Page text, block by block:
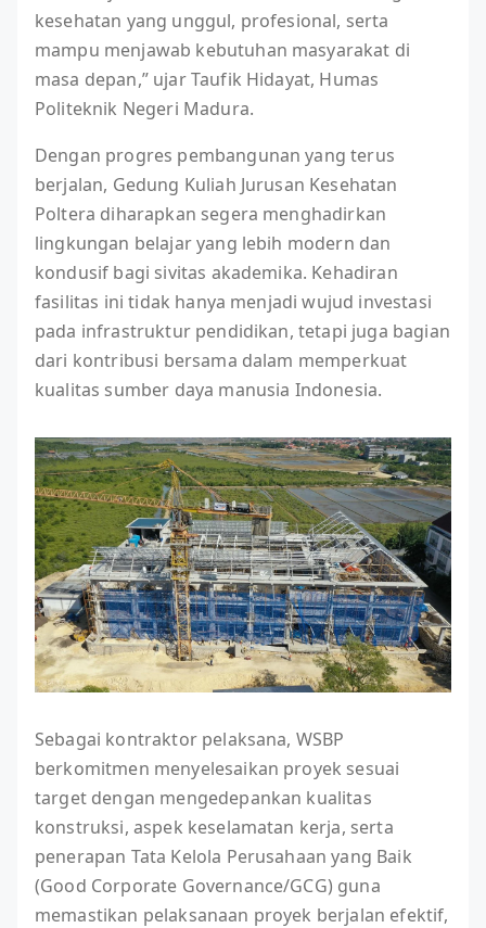
kesehatan yang unggul, profesional, serta
mampu menjawab kebutuhan masyarakat di
masa depan,” ujar Taufik Hidayat, Humas
Politeknik Negeri Madura.
Dengan progres pembangunan yang terus
berjalan, Gedung Kuliah Jurusan Kesehatan
Poltera diharapkan segera menghadirkan
lingkungan belajar yang lebih modern dan
kondusif bagi sivitas akademika. Kehadiran
fasilitas ini tidak hanya menjadi wujud investasi
pada infrastruktur pendidikan, tetapi juga bagian
dari kontribusi bersama dalam memperkuat
kualitas sumber daya manusia Indonesia.
Sebagai kontraktor pelaksana, WSBP
berkomitmen menyelesaikan proyek sesuai
target dengan mengedepankan kualitas
konstruksi, aspek keselamatan kerja, serta
penerapan Tata Kelola Perusahaan yang Baik
(Good Corporate Governance/GCG) guna
memastikan pelaksanaan proyek berjalan efektif,